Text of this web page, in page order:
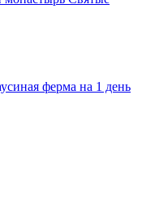
ферма на 1 день